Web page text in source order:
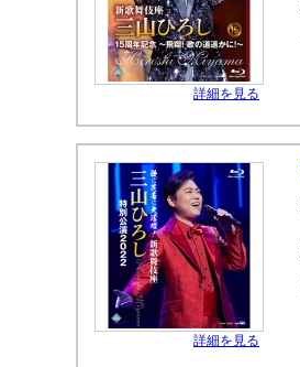
詳細を見る
詳細を見る